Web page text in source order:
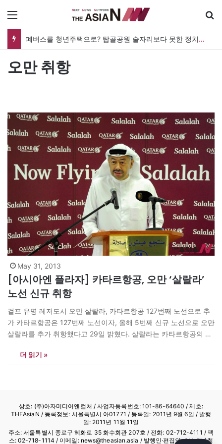
폐버스를 청년주택으로? 탑골공원 술자리보다 못한 정치의 상상력
오만 취항
May 31, 2013
[아시아엔 플라자] 카타르항공, 오만 ‘살랄라’
노선 신규 취항
걸프 유명 레저도시 오만 살랄라, 카타르항공 127번째 노선으로 추
가 카타르항공은 127번째 노선이자, 올해 5번째 신규 노선으로 오만
살랄라를 추가 취항했다고 29일 밝혔다. 살랄라는 카타르항공의 첫
수도 도하에서 주 4회 직항 운항된다. 이로써 오만 노선은 무스카트
주 31회를 포함, 주 35회로…
더 읽기 »
상호: (주)아자미디어앤컬처 /사업자등록번호: 101-86-64640 / 제호:
THEAsiaN / 등록정보: 서울특별시 아01771 / 등록일: 2011년 9월 6일 / 발행
일: 2011년 11월 11일
주소: 서울특별시 종로구 혜화로 35 화수회관 207호 / 전화: 02-712-4111 / 팩
스: 02-718-1114 / 이메일: news@theasian.asia / 발행인·편집인: 이상기 / 청